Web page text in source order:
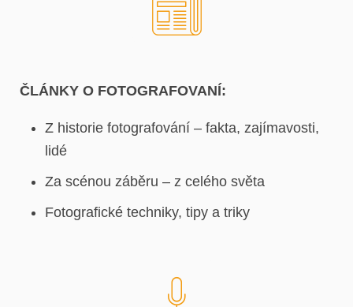
ČLÁNKY O FOTOGRAFOVANÍ:
Z historie fotografování – fakta, zajímavosti,
lidé
Za scénou záběru – z celého světa
Fotografické techniky, tipy a triky